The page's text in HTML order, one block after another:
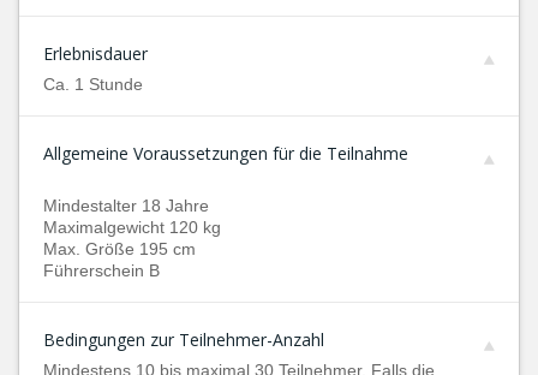
Erlebnisdauer
Ca. 1 Stunde
Allgemeine Voraussetzungen für die Teilnahme
Mindestalter 18 Jahre
Maximalgewicht 120 kg
Max. Größe 195 cm
Führerschein B
Bedingungen zur Teilnehmer-Anzahl
Mindestens 10 bis maximal 30 Teilnehmer. Falls die